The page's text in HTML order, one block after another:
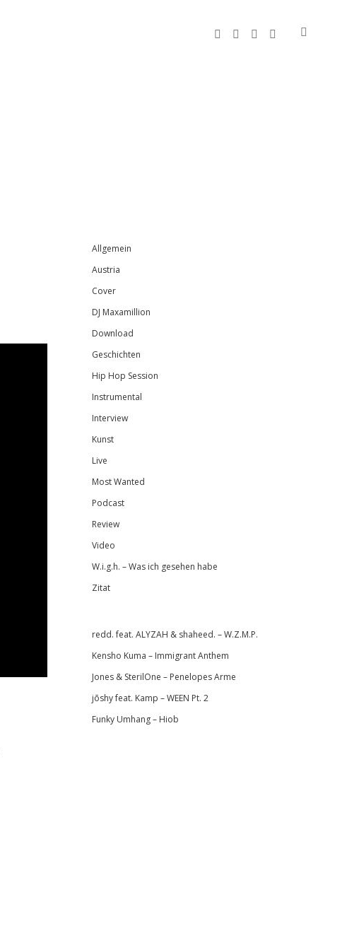
facebookinstagrambandcamp
spotify
Sidebar
Allgemein
Austria
Cover
DJ Maxamillion
Download
Geschichten
Hip Hop Session
Instrumental
Interview
Kunst
Live
Most Wanted
Podcast
Review
Video
W.i.g.h. – Was ich gesehen habe
Zitat
redd. feat. ALYZAH & shaheed. – W.Z.M.P.
Kensho Kuma – Immigrant Anthem
Jones & SterilOne – Penelopes Arme
jōshy feat. Kamp – WEEN Pt. 2
Funky Umhang – Hiob